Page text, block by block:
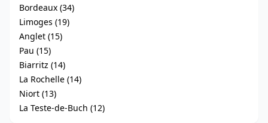
Bordeaux (34)
Limoges (19)
Anglet (15)
Pau (15)
Biarritz (14)
La Rochelle (14)
Niort (13)
La Teste-de-Buch (12)